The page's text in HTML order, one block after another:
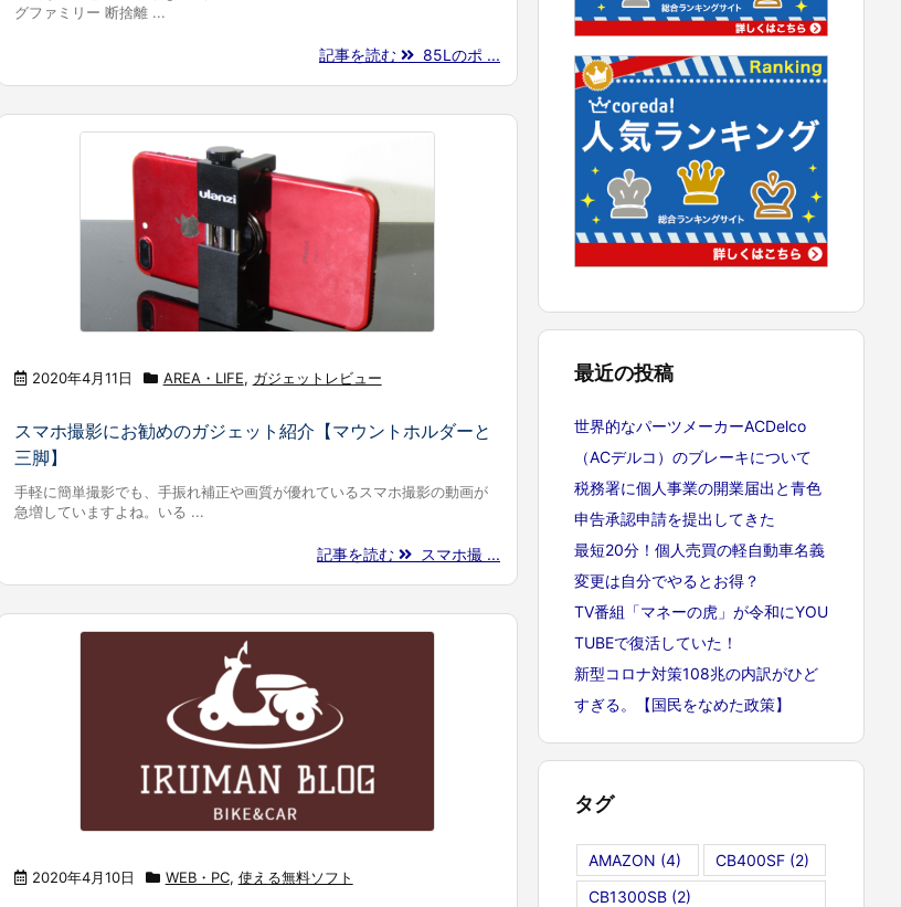
グファミリー 断捨離 ...
記事を読む 85Lのポ ...
2020年4月11日 AREA・LIFE, ガジェットレビュー
スマホ撮影にお勧めのガジェット紹介【マウントホルダーと
三脚】
手軽に簡単撮影でも、手振れ補正や画質が優れているスマホ撮影の動画が
急増していますよね。いる ...
記事を読む スマホ撮 ...
2020年4月10日 WEB・PC, 使える無料ソフト
最近の投稿
世界的なパーツメーカーACDelco
（ACデルコ）のブレーキについて
税務署に個人事業の開業届出と青色
申告承認申請を提出してきた
最短20分！個人売買の軽自動車名義
変更は自分でやるとお得？
TV番組「マネーの虎」が令和にYOU
TUBEで復活していた！
新型コロナ対策108兆の内訳がひど
すぎる。【国民をなめた政策】
タグ
AMAZON (4) CB400SF(2)
CB1300SB (2)